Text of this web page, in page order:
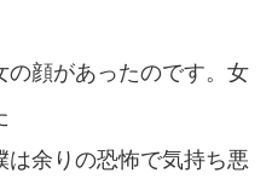
顔があったのです。女
余りの恐怖で気持ち悪